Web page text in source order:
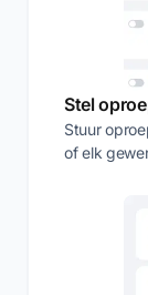
Stel
Stuur
of elk